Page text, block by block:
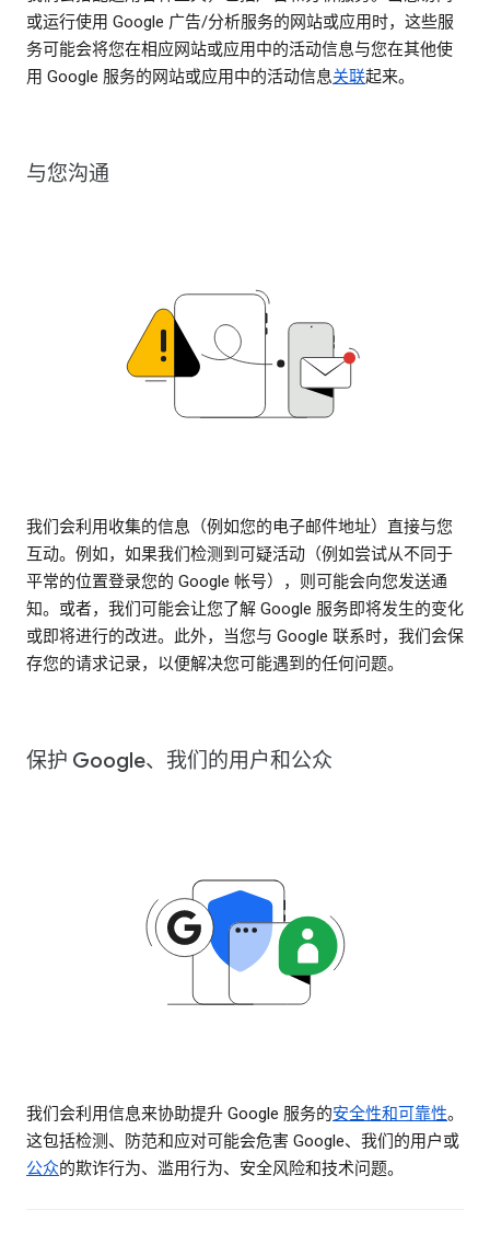
或运行使用 Google 广告/分析服务的网站或应用时，这些服
务可能会将您在相应网站或应用中的活动信息与您在其他使
用 Google 服务的网站或应用中的活动信息关联起来。
与您沟通
我们会利用收集的信息（例如您的电子邮件地址）直接与您
互动。例如，如果我们检测到可疑活动（例如尝试从不同于
平常的位置登录您的 Google 帐号），则可能会向您发送通
知。或者，我们可能会让您了解 Google 服务即将发生的变化
或即将进行的改进。此外，当您与 Google 联系时，我们会保
存您的请求记录，以便解决您可能遇到的任何问题。
保护 Google、我们的用户和公众
我们会利用信息来协助提升 Google 服务的安全性和可靠性。
这包括检测、防范和应对可能会危害 Google、我们的用户或
公众的欺诈行为、滥用行为、安全风险和技术问题。